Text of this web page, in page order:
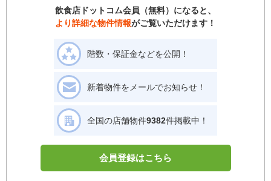
飲食店ドットコム会員（無料）になると、
より詳細な物件情報がご覧いただけます！
階数・保証金などを公開！
新着物件をメールでお知らせ！
全国の店舗物件9382件掲載中！
会員登録はこちら